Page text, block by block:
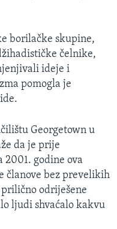
borilačke skupine,
čelnike,
ideje i
pomogla je
Georgetown u
da je prije
2001. godine ova
članove bez prevelikih
odriješene
ljudi shvaćalo kakvu